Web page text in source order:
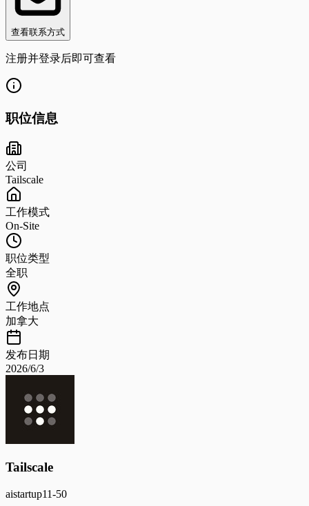
查看联系方式
注册并登录后即可查看
职位信息
公司
Tailscale
工作模式
On-Site
职位类型
全职
工作地点
加拿大
发布日期
2026/6/3
Tailscale
aistartup11-50